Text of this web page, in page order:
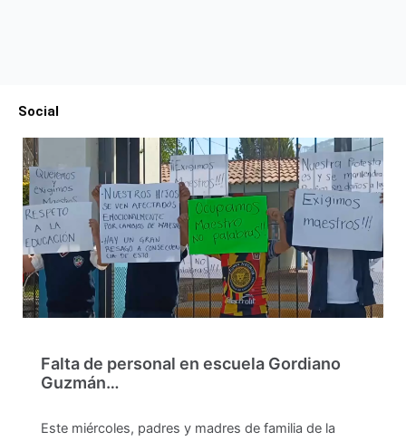
Social
Falta de personal en escuela Gordiano
Guzmán…
Este miércoles, padres y madres de familia de la